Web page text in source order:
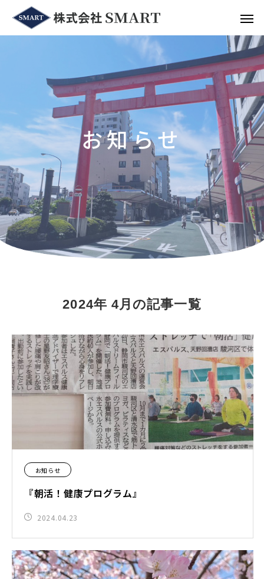
お知らせ
2024年 4月の記事一覧
お知らせ
『朝活！健康プログラム』
2024.04.23